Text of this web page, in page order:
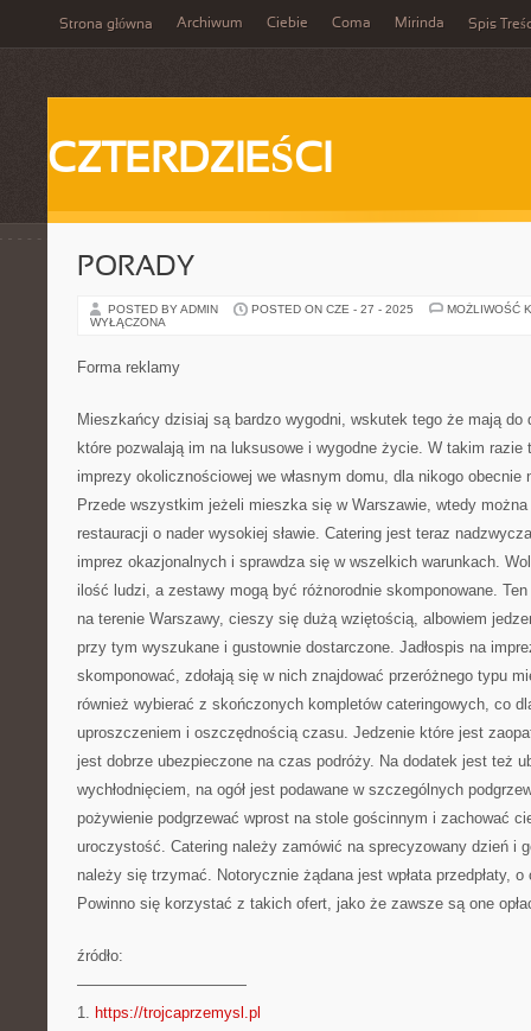
Strona główna Archiwum Ciebie Coma Mirinda Spis
CZTERDZIEŚCI
PORADY
POSTED BY ADMIN POSTED ON CZE - 27 - 2025
MOŻLIWOŚĆ
WYŁĄCZONA
Forma reklamy
Mieszkańcy dzisiaj są bardzo wygodni, wskutek tego że mają do
które pozwalają im na luksusowe i wygodne życie. W takim razie
imprezy okolicznościowej we własnym domu, dla nikogo obecnie
Przede wszystkim jeżeli mieszka się w Warszawie, wtedy
restauracji o nader wysokiej sławie. Catering jest teraz
imprez okazjonalnych i sprawdza się w wszelkich warunkach.
ilość ludzi, a zestawy mogą być różnorodnie skomponowane.
na terenie Warszawy, cieszy się dużą wziętością, albowiem
przy tym wyszukane i gustownie dostarczone. Jadłospis na
skomponować, zdołają się w nich znajdować przeróżnego typu
również wybierać z skończonych kompletów cateringowych, co
uproszczeniem i oszczędnością czasu. Jedzenie które jest
jest dobrze ubezpieczone na czas podróży. Na dodatek jest też
wychłodnięciem, na ogół jest podawane w szczególnych
pożywienie podgrzewać wprost na stole gościnnym i zachować
uroczystość. Catering należy zamówić na sprecyzowany dzień i
należy się trzymać. Notorycznie żądana jest wpłata przedpłaty,
Powinno się korzystać z takich ofert, jako że zawsze są one
źródło:
———————————
1. https://trojcaprzemysl.pl